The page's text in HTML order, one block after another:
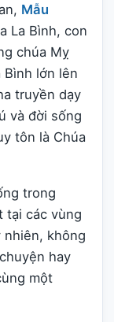
Mẫu
La Bình, con
chúa Mỵ
Bình lớn lên
truyền dạy
và đời sống
tôn là Chúa
trong
tại các vùng
nhiên, không
hay
một